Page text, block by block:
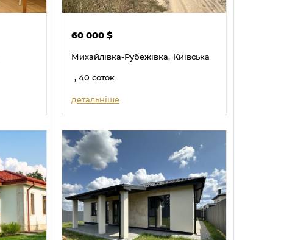
60 000 $
Михайлівка-Рубежівка, Київська
, 40 соток
детальніше